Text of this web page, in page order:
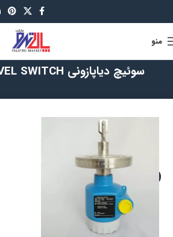
منو
سوئیچ دیاپازونی diapason LEVEL SWITCH